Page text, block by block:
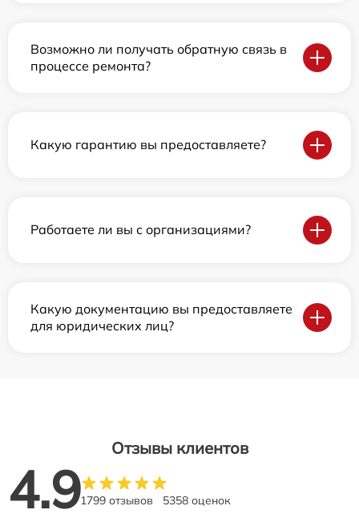
Возможно ли получать обратную связь в
процессе ремонта?
Какую гарантию вы предоставляете?
Работаете ли вы с организациями?
Какую документацию вы предоставляете
для юридических лиц?
Отзывы клиентов
4.91799 отзывов 5358 оценок